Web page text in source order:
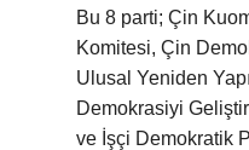
Bu 8 parti; Çin
Komitesi, Çin
Ulusal Yeniden
Demokrasiyi
ve İşçi Demokratik